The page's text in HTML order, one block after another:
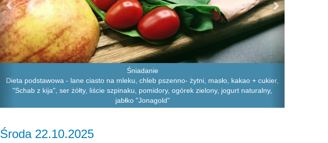
Śniadanie
Dieta podstawowa - lane ciasto na mleku, chleb pszenno- żytni, masło, kakao + cukier,
"Schab z kija", ser żółty, liście szpinaku, pomidory, ogórek zielony, jogurt naturalny,
jabłko "Jonagold"
Środa 22.10.2025